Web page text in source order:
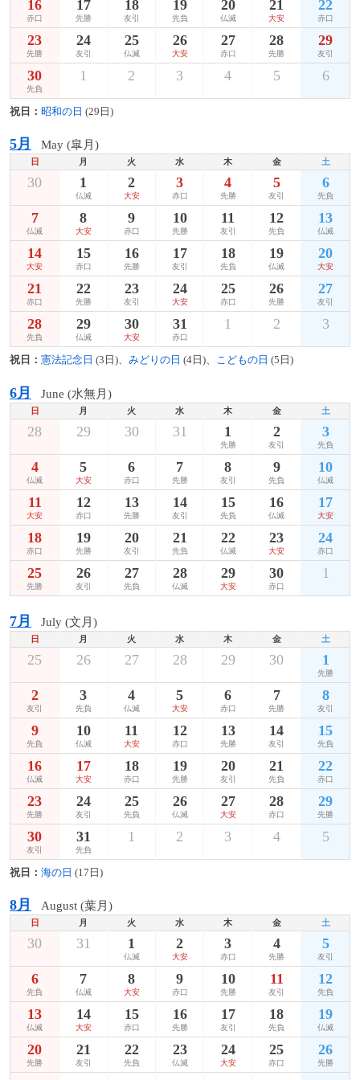
16
赤口
17
先勝
18
友引
19
先負
20
仏滅
21
大安
22
赤口
23
先勝
24
友引
25
仏滅
26
大安
27
赤口
28
先勝
29
友引
30
先負
1 2 3 4 5 6
祝日： 昭和の日 (29日)
5月 May (皐月)
日 月 火 水 木 金 土
30 1
仏滅
2
大安
3
赤口
4
先勝
5
友引
6
先負
7
仏滅
8
大安
9
赤口
10
先勝
11
友引
12
先負
13
仏滅
14
大安
15
赤口
16
先勝
17
友引
18
先負
19
仏滅
20
大安
21
赤口
22
先勝
23
友引
24
大安
25
赤口
26
先勝
27
友引
28
先負
29
仏滅
30
大安
31
赤口
1 2 3
祝日： 憲法記念日 (3日)、 みどりの日 (4日)、 こどもの日 (5日)
6月 June (水無月)
日 月 火 水 木 金 土
28 29 30 31 1
先勝
2
友引
3
先負
4
仏滅
5
大安
6
赤口
7
先勝
8
友引
9
先負
10
仏滅
11
大安
12
赤口
13
先勝
14
友引
15
先負
16
仏滅
17
大安
18
赤口
19
先勝
20
友引
21
先負
22
仏滅
23
大安
24
赤口
25
先勝
26
友引
27
先負
28
仏滅
29
大安
30
赤口
1
7月 July (文月)
日 月 火 水 木 金 土
25 26 27 28 29 30 1
先勝
2
友引
3
先負
4
仏滅
5
大安
6
赤口
7
先勝
8
友引
9
先負
10
仏滅
11
大安
12
赤口
13
先勝
14
友引
15
先負
16
仏滅
17
大安
18
赤口
19
先勝
20
友引
21
先負
22
赤口
23
先勝
24
友引
25
先負
26
仏滅
27
大安
28
赤口
29
先勝
30
友引
31
先負
1 2 3 4 5
祝日： 海の日 (17日)
8月 August (葉月)
日 月 火 水 木 金 土
30 31 1
仏滅
2
大安
3
赤口
4
先勝
5
友引
6
先負
7
仏滅
8
大安
9
赤口
10
先勝
11
友引
12
先負
13
仏滅
14
大安
15
赤口
16
先勝
17
友引
18
先負
19
仏滅
20
先勝
21
友引
22
先負
23
仏滅
24
大安
25
赤口
26
先勝